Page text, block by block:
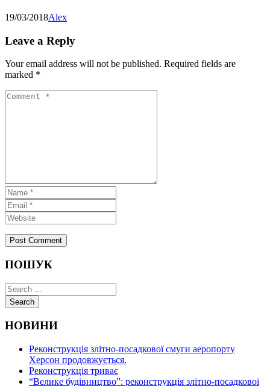
19/03/2018Alex
Leave a Reply
Your email address will not be published. Required fields are
marked *
ПОШУК
Search
НОВИНИ
Реконструкція злітно-посадкової смуги аеропорту
Херсон продовжується.
Реконструкція триває
“Велике будівництво”: реконструкція злітно-посадкової